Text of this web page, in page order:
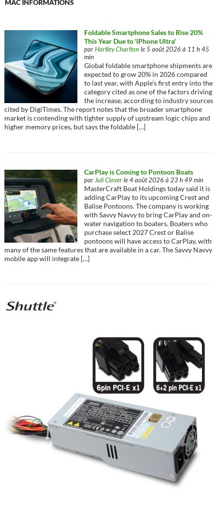
MAC INFORMATIONS
Foldable Smartphone Sales to Rise 20%
This Year Due to 'iPhone Ultra'
parHartley Charlton le 5 août 2026 à 11 h 45
min
Global foldable smartphone shipments are
expected to grow 20% in 2026 compared
to last year, with Apple's first entry into the
category cited as one of the factors driving
the increase, according to industry sources
cited by DigiTimes. The report notes that the broader smartphone
market is contending with tighter supply of upstream logic chips and
higher memory prices, but says the foldable […]
CarPlay is Coming to Pontoon Boats
parJuli Clover le 4 août 2026 à 23 h 49 min
MasterCraft Boat Holdings today said it is
adding CarPlay to its upcoming Crest and
Balise Pontoons. The company is working
with Savvy Navvy to bring ‌CarPlay‌ and on-
water navigation to boaters. Boaters who
purchase select 2027 Crest or Balise
pontoons will have access to ‌CarPlay‌, with
many of the same features that are available in a car. The Savvy Navvy
mobile app will integrate […]